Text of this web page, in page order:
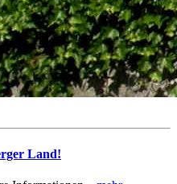
Land!